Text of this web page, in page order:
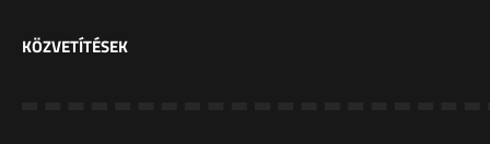
KÖZVETÍTÉSEK